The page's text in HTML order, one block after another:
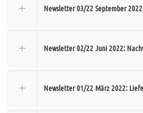
Newsletter 03/22 September
Newsletter 02/22 Juni 2022:
Newsletter 01/22 März 2022: